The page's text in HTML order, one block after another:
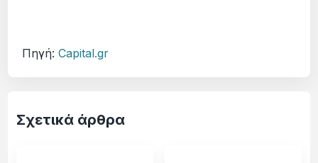
Πηγή:Capital.gr
Σχετικά άρθρα